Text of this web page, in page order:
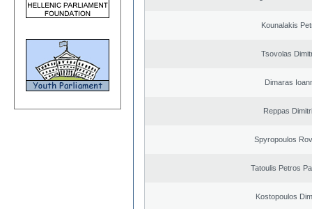
Kounalakis
Tsovolas
Dimaras
Reppas
Spyropoulos
Tatoulis Petros
Kostopoulos